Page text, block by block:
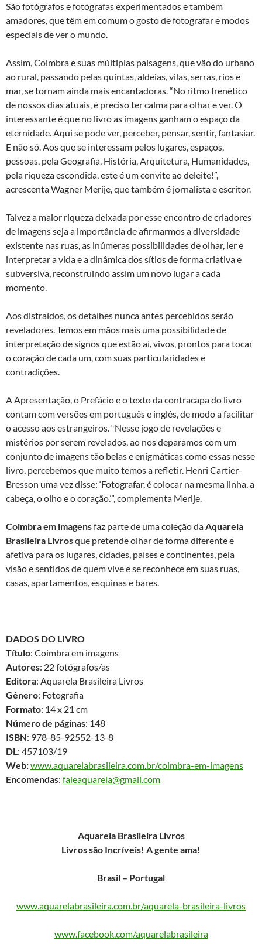
São fotógrafos e fotógrafas experimentados e também
amadores, que têm em comum o gosto de fotografar e modos
especiais de ver o mundo.
Assim, Coimbra e suas múltiplas paisagens, que vão do urbano
ao rural, passando pelas quintas, aldeias, vilas, serras, rios e
mar, se tornam ainda mais encantadoras. “No ritmo frenético
de nossos dias atuais, é preciso ter calma para olhar e ver. O
interessante é que no livro as imagens ganham o espaço da
eternidade. Aqui se pode ver, perceber, pensar, sentir, fantasiar.
E não só. Aos que se interessam pelos lugares, espaços,
pessoas, pela Geografia, História, Arquitetura, Humanidades,
pela riqueza escondida, este é um convite ao deleite!”,
acrescenta Wagner Merije, que também é jornalista e escritor.
Talvez a maior riqueza deixada por esse encontro de criadores
de imagens seja a importância de afirmarmos a diversidade
existente nas ruas, as inúmeras possibilidades de olhar, ler e
interpretar a vida e a dinâmica dos sítios de forma criativa e
subversiva, reconstruindo assim um novo lugar a cada
momento.
Aos distraídos, os detalhes nunca antes percebidos serão
reveladores. Temos em mãos mais uma possibilidade de
interpretação de signos que estão aí, vivos, prontos para tocar
o coração de cada um, com suas particularidades e
contradições.
A Apresentação, o Prefácio e o texto da contracapa do livro
contam com versões em português e inglês, de modo a facilitar
o acesso aos estrangeiros. “Nesse jogo de revelações e
mistérios por serem revelados, ao nos deparamos com um
conjunto de imagens tão belas e enigmáticas como essas nesse
livro, percebemos que muito temos a refletir. Henri Cartier-
Bresson uma vez disse: ‘Fotografar, é colocar na mesma linha, a
cabeça, o olho e o coração.’”, complementa Merije.
Coimbra em imagensfaz parte de uma coleção daAquarela
Brasileira Livrosque pretende olhar de forma diferente e
afetiva para os lugares, cidades, países e continentes, pela
visão e sentidos de quem vive e se reconhece em suas ruas,
casas, apartamentos, esquinas e bares.
DADOS DO LIVRO
Título: Coimbra em imagens
Autores: 22 fotógrafos/as
Editora: Aquarela Brasileira Livros
Gênero: Fotografia
Formato: 14 x 21 cm
Número de páginas: 148
ISBN: 978-85-92552-13-8
DL: 457103/19
Web:www.aquarelabrasileira.com.br/coimbra-em-imagens
Encomendas: faleaquarela@gmail.com
Aquarela Brasileira Livros
Livros são Incríveis! A gente ama!
Brasil – Portugal
www.aquarelabrasileira.com.br/aquarela-brasileira-livros
www.facebook.com/aquarelabrasileira